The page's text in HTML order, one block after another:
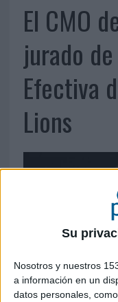
Su
Nosotros y nuestros
a información en un
datos personales,
El CMO
jurado
Efectiva
Lions